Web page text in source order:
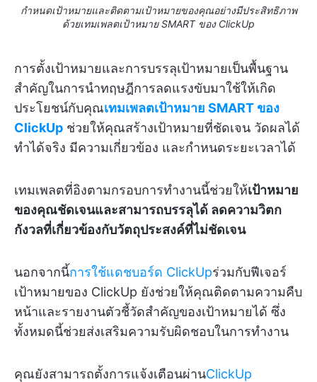
กำหนดเป้าหมายและติดตามเป้าหมายของคุณอย่างมีประสิทธิภาพ
ด้วยเทมเพลตเป้าหมาย SMART ของ ClickUp
การตั้งเป้าหมายและการบรรลุเป้าหมายเป็นพื้นฐาน
สำคัญในการนำทฤษฎีการลดแรงขับมาใช้ให้เกิด
ประโยชน์กับคุณเทมเพลตเป้าหมาย SMART ของ
ClickUp ช่วยให้คุณสร้างเป้าหมายที่ชัดเจน วัดผลได้
ทำได้จริง มีความเกี่ยวข้อง และกำหนดระยะเวลาได้
เทมเพลตที่อิงตามกรอบการทำงานนี้ช่วยให้เป้าหมาย
ของคุณชัดเจนและสามารถบรรลุได้ ลดความวิตก
กังวลที่เกี่ยวข้องกับวัตถุประสงค์ที่ไม่ชัดเจน
นอกจากนี้การใช้แดชบอร์ด ClickUpร่วมกับฟีเจอร์
เป้าหมายของ ClickUp ยังช่วยให้คุณติดตามความคืบ
หน้าและรายงานตัวชี้วัดสำคัญของเป้าหมายได้ ซึ่ง
ทั้งหมดนี้ช่วยส่งเสริมความรับผิดชอบในการทำงาน
คุณยังสามารถตั้งการแจ้งเตือนผ่านClickUp